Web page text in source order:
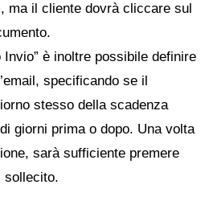
ma il cliente dovrà cliccare sul
Invio” è inoltre possibile definire
specificando se il
stesso della scadenza
giorni prima o dopo. Una volta
sarà sufficiente premere
sollecito.